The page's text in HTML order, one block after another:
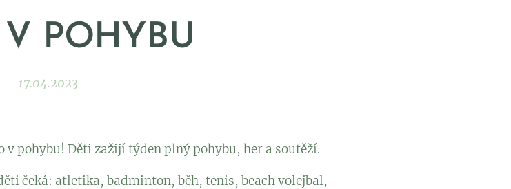
POHYBU
17.04.2023
v pohybu! Děti zažijí týden plný pohybu, her a soutěží.
čeká: atletika, badminton, běh, tenis, beach volejbal,